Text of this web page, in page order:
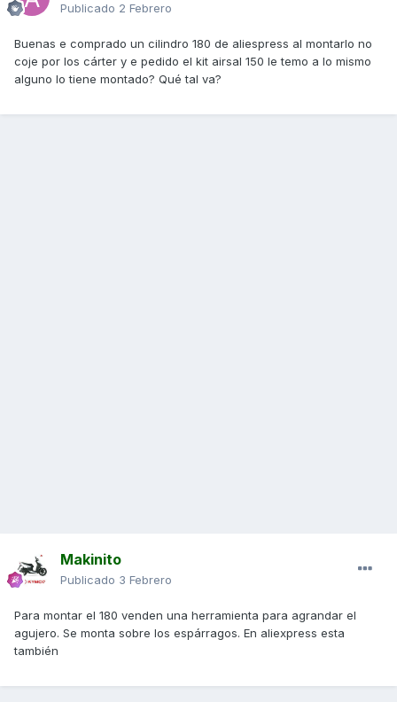
Publicado 2 Febrero
Buenas e comprado un cilindro 180 de aliespress al montarlo no
coje por los cárter y e pedido el kit airsal 150 le temo a lo mismo
alguno lo tiene montado? Qué tal va?
Makinito
Publicado 3 Febrero
Para montar el 180 venden una herramienta para agrandar el
agujero. Se monta sobre los espárragos. En aliexpress esta
también